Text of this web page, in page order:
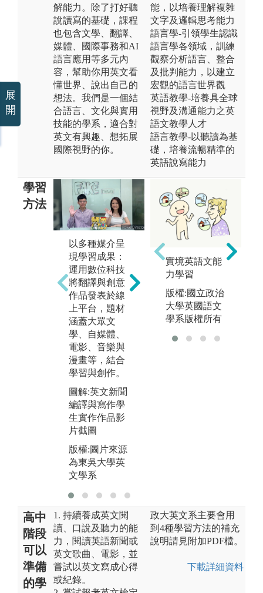
解能力。除了打好聽
說讀寫的基礎，課程
也包含文學、翻譯、
媒體、國際事務和AI
語言應用等多元內
容，幫助你用英文看
懂世界、說出自己的
想法。我們是一個結
合語言、文化與實用
技能的學系，適合對
英文有興趣、想拓展
國際視野的你。
能，以培養理解複雜
文字及邏輯思考能力
語言學-引領學生認識
語言學各領域，訓練
觀察分析語言、整合
及批判能力，以建立
宏觀的語言世界觀
英語教學-培養具全球
視野及溝通能力之英
語文教學人才
語言教學-以聽讀為基
礎，培養流暢精準的
英語說寫能力
學習
方法
以多種媒介呈
現學習成果：
運用數位科技
將翻譯與創意
作品發表於線
上平台，題材
涵蓋大眾文
學、自媒體、
電影、音樂與
漫畫等，結合
學習與創作。
圖解:英文新聞
編譯與寫作學
生實作作品影
片截圖
版權:圖片來源
為東吳大學英
文學系
跨文化交流與
國際合作活
動：與外籍學
英文營隊或出
國交換，把學
到的英文活用
在真實情境
實境英語文能
力學習
版權:國立政治
大學英國語文
學系版權所有
高中
階段
可以
準備
的學
1. 持續養成英文閱
讀、口說及聽力的能
力，閱讀英語新聞或
英文歌曲、電影，並
嘗試以英文寫成心得
或紀錄。
政大英文系主要會用
到4種學習方法的補充
說明請見附加PDF檔。
下載詳細資料
展
開